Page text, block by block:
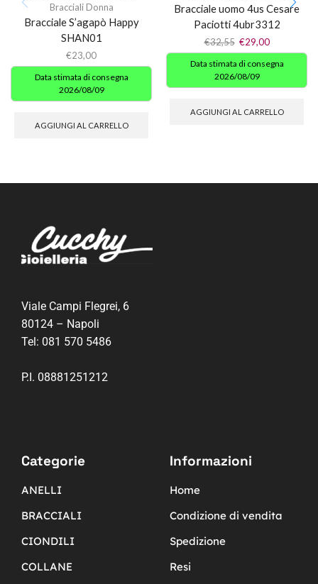
Bracciali Donna
Bracciale S’agapò Happy
SHAN01
€23,00
Data stimata di consegna
2026/08/09
AGGIUNGI AL CARRELLO
Bracciale uomo 4us Cesare
Paciotti 4ubr3312
€32,55 €29,00
Data stimata di consegna
2026/08/09
AGGIUNGI AL CARRELLO
Viale Campi Flegrei, 6
80124 – Napoli
Tel: 081 570 5486
P.I. 08881251212
Categorie
ANELLI
BRACCIALI
CIONDILI
COLLANE
Informazioni
Home
Condizione di vendita
Spedizione
Resi